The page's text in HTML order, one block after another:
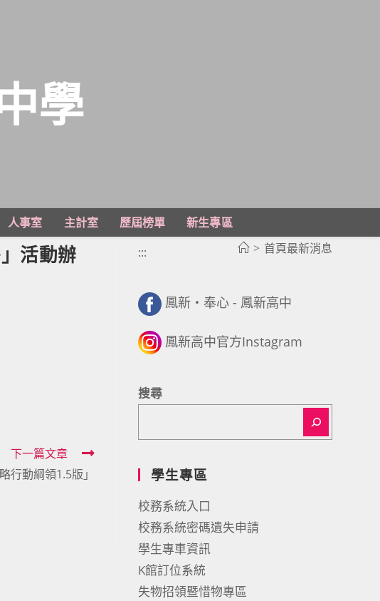
學
人事室 主計室 歷屆榜單
新生專區
> 首頁最新消息
活動辦
下一篇文章
行動綱領1.5版」
:::
鳳新・奉心 - 鳳新高中
鳳新高中官方Instagram
搜尋
學生專區
校務系統入口
校務系統密碼遺失申請
學生專車資訊
K館訂位系統
失物招領暨惜物專區